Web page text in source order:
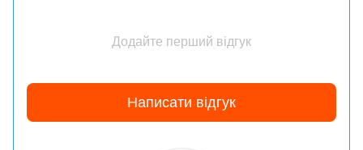
Додайте перший відгук
Написати відгук